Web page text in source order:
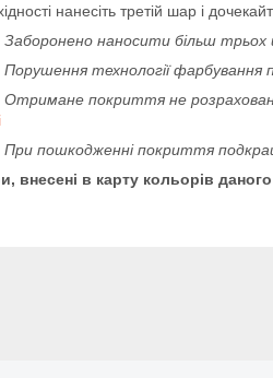
нанесіть третій шар і
Заборонено наносити більш трьох
Порушення технології фарбування
Отримане покриття не
При пошкодженні покриття
внесені в карту кольорів